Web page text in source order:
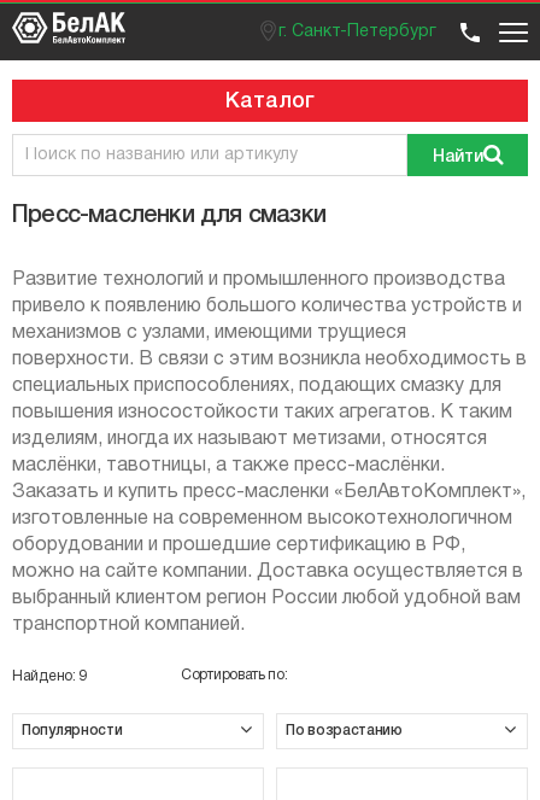
г. Санкт-Петербург
Розничный отдел
Вход / регистрация
Каталог
Найти
Пресс-масленки для смазки
Развитие технологий и промышленного производства
привело к появлению большого количества устройств и
механизмов с узлами, имеющими трущиеся
поверхности. В связи с этим возникла необходимость в
специальных приспособлениях, подающих смазку для
повышения износостойкости таких агрегатов. К таким
изделиям, иногда их называют метизами, относятся
маслёнки, тавотницы, а также пресс-маслёнки.
Заказать и купить пресс-масленки «БелАвтоКомплект»,
изготовленные на современном высокотехнологичном
оборудовании и прошедшие сертификацию в РФ,
можно на сайте компании. Доставка осуществляется в
выбранный клиентом регион России любой удобной вам
транспортной компанией.
Найдено: 9 Сортировать по: